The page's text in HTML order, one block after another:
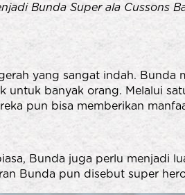
Bunda Super ala Cussons
yang sangat indah. Bunda
untuk banyak orang. Melalui
pun bisa memberikan
Bunda juga perlu menjadi
Bunda pun disebut super